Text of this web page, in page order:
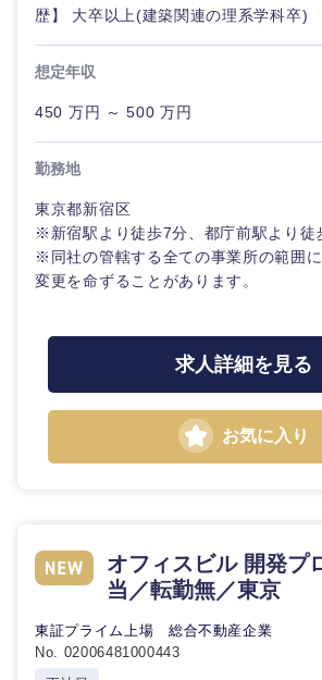
歴】 大卒以上(建築関連の理系学科卒)
想定年収
450 万円 ～ 500 万円
勤務地
東京都新宿区
※新宿駅より徒歩7分、都庁前駅より徒
※同社の管轄する全ての事業所の範囲
変更を命ずることがあります。
求人詳細を見る
お気に入り
オフィスビル 開発プ
当／転勤無／東京
東証プライム上場 総合不動産企業
No. 02006481000443